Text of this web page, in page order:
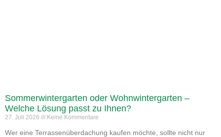
Sommerwintergarten oder Wohnwintergarten –
Welche Lösung passt zu Ihnen?
27. Juli 2026 Keine Kommentare
Wer eine Terrassenüberdachung kaufen möchte, sollte nicht nur